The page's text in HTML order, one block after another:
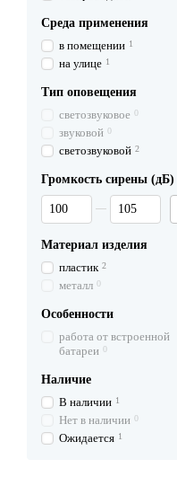
Среда применения
в помещении 1
на улице 1
Тип оповещения
светозвуковое 0
звуковой 0
светозвуковой 2
Громкость сирены (дБ)
От Громкость сирены (дБ)
До Громкость сирены (дБ)
Материал изделия
пластик 2
металл 0
Особенности
работа от встроенной
батареи 0
Наличие
В наличии 1
Нет в наличии 0
Ожидается 1